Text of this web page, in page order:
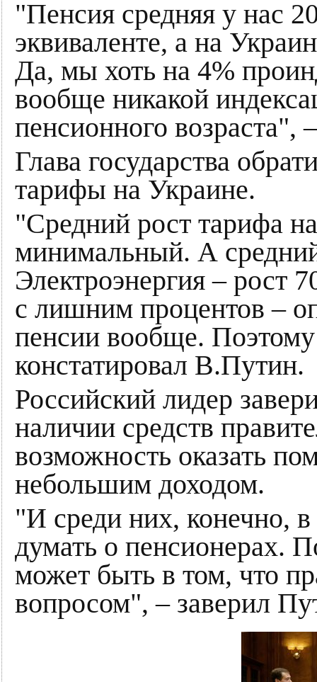
"Пенсия средняя у нас
эквиваленте, а на
Да, мы хоть на 4%
вообще никакой
пенсионного возраста",
Глава государства
тарифы на Украине.
"Средний рост тарифа
минимальный. А
Электроэнергия – рост
с лишним процентов –
пенсии вообще. Поэтому
констатировал В.Путин.
Российский лидер
наличии средств
возможность оказать
небольшим доходом.
"И среди них, конечно,
думать о пенсионерах.
может быть в том, что
вопросом", – заверил